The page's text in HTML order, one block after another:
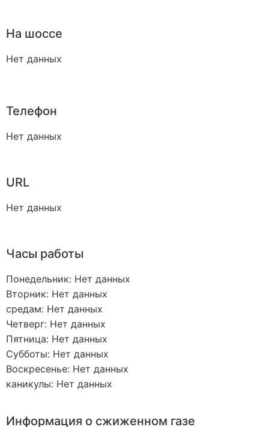
На шоссе
Нет данных
Телефон
Нет данных
URL
Нет данных
Часы работы
Понедельник: Нет данных
Вторник: Нет данных
средам: Нет данных
Четверг: Нет данных
Пятница: Нет данных
Субботы: Нет данных
Воскресенье: Нет данных
каникулы: Нет данных
Информация о сжиженном газе